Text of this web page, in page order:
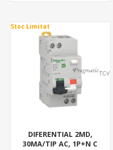
Stoc Limitat
DIFERENTIAL 2MD,
30MA/TIP AC, 1P+N C